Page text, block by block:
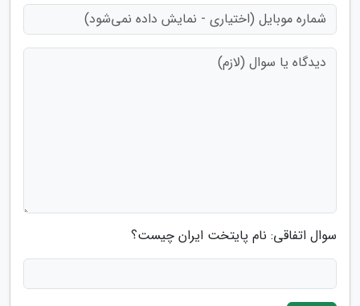
سوال اتفاقی: نام پایتخت ایران چیست؟